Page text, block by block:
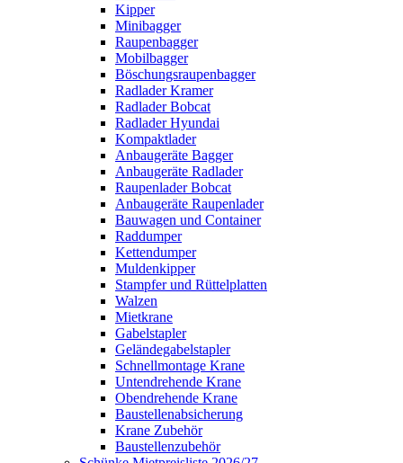
Kipper
Minibagger
Raupenbagger
Mobilbagger
Böschungsraupenbagger
Radlader Kramer
Radlader Bobcat
Radlader Hyundai
Kompaktlader
Anbaugeräte Bagger
Anbaugeräte Radlader
Raupenlader Bobcat
Anbaugeräte Raupenlader
Bauwagen und Container
Raddumper
Kettendumper
Muldenkipper
Stampfer und Rüttelplatten
Walzen
Mietkrane
Gabelstapler
Geländegabelstapler
Schnellmontage Krane
Untendrehende Krane
Obendrehende Krane
Baustellenabsicherung
Krane Zubehör
Baustellenzubehör